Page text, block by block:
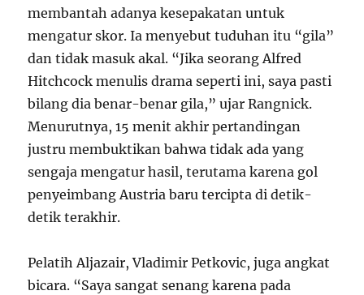
membantah adanya kesepakatan untuk
mengatur skor. Ia menyebut tuduhan itu “gila”
dan tidak masuk akal. “Jika seorang Alfred
Hitchcock menulis drama seperti ini, saya pasti
bilang dia benar-benar gila,” ujar Rangnick.
Menurutnya, 15 menit akhir pertandingan
justru membuktikan bahwa tidak ada yang
sengaja mengatur hasil, terutama karena gol
penyeimbang Austria baru tercipta di detik-
detik terakhir.
Pelatih Aljazair, Vladimir Petkovic, juga angkat
bicara. “Saya sangat senang karena pada